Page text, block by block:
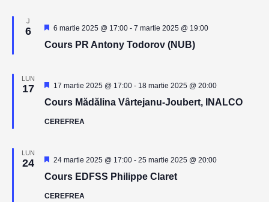
J
6
Cours PR Antony Todorov (NUB)
Reprezentativ
6 martie 2025 @ 17:00- 7 martie 2025 @ 19:00
LUN
17
Cours Mădălina Vârtejanu-Joubert, INALCO
Reprezentativ
17 martie 2025 @ 17:00- 18 martie 2025 @ 20:00
CEREFREA
LUN
24
Cours EDFSS Philippe Claret
Reprezentativ
24 martie 2025 @ 17:00- 25 martie 2025 @ 20:00
CEREFREA